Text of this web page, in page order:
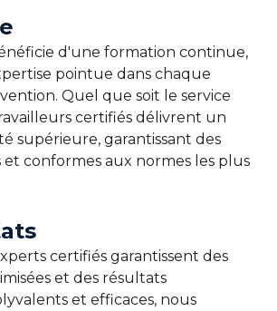
d'une formation continue,
pointue dans chaque
Quel que soit le service
certifiés délivrent un
supérieure, garantissant des
conformes aux normes les plus
certifiés garantissent des
et des résultats
et efficaces, nous